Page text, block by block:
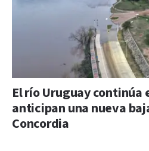
El río Uruguay continúa
anticipan una nueva
Concordia